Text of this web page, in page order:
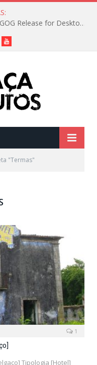
Clockwork Revolution Crack Status GOG Release for Desktop Reddit
Vimeo
"Termas"
1
Tipologia [Hotel]